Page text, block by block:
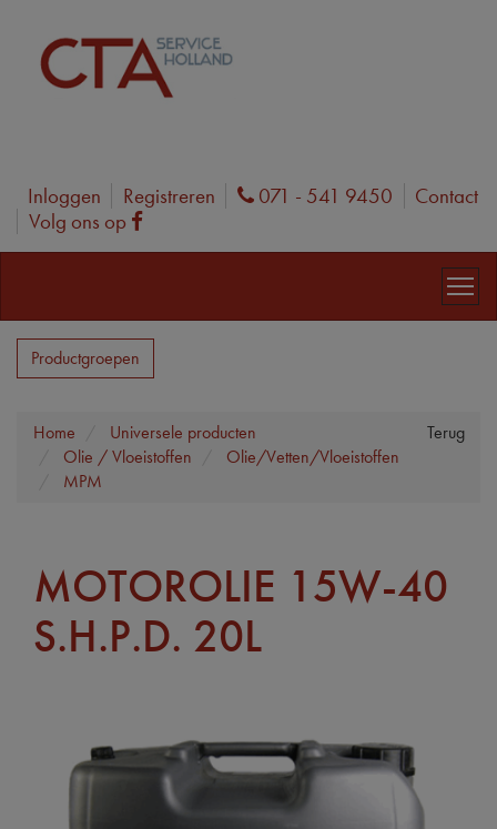
Inloggen Registreren Phone
071 - 541 9450
Contact
Volg ons op
Facebook
Productgroepen
Terug
Home
Universele producten
Olie / Vloeistoffen
Olie/Vetten/Vloeistoffen
MPM
MOTOROLIE 15W-40
S.H.P.D. 20L